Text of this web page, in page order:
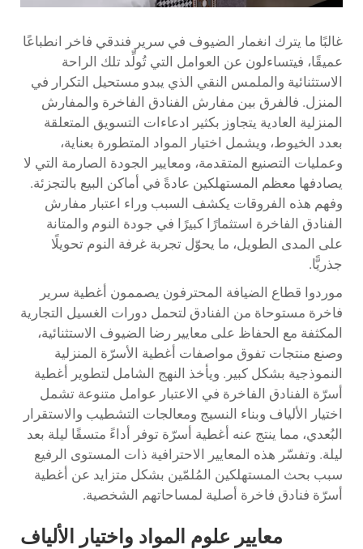
غالبًا ما يترك انغمار الضيوف في سرير فندقي فاخر انطباعًا
عميقًا، فيتساءلون عن العوامل التي تُولِّد تلك الراحة
الاستثنائية والملمس النقي الذي يبدو مستحيل التكرار في
المنزل. فالفرق بين مفارش الفنادق الفاخرة والمفارش
المنزلية العادية يتجاوز بكثير ادعاءات التسويق المتعلقة
بعدد الخيوط، ويشمل اختيار المواد المتطورة بعناية،
وعمليات التصنيع المتقدمة، ومعايير الجودة الصارمة التي لا
يصادفها معظم المستهلكين عادةً في أماكن البيع بالتجزئة.
وفهم هذه الفروقات يكشف السبب وراء اعتبار مفارش
الفنادق الفاخرة استثمارًا كبيرًا في جودة النوم والمتانة
على المدى الطويل، ما يحوّل تجربة غرفة النوم تحويلًا
جذريًّا.
موردوا قطاع الضيافة المحترفون يصممون أغطية سرير
فاخرة مستوحاة من الفنادق لتحمل دورات الغسيل التجارية
المكثفة مع الحفاظ على معايير رضا الضيوف الاستثنائية،
وصنع منتجات تفوق مواصفات أغطية الأسرّة المنزلية
النموذجية بشكل كبير. ويأخذ النهج الشامل لتطوير أغطية
أسرّة الفنادق الفاخرة في الاعتبار عوامل متنوعة تشمل
اختيار الألياف وبناء النسيج ومعالجات التشطيب والاستقرار
البُعدي، مما ينتج عنه أغطية أسرّة توفر أداءً متسقًا ليلة بعد
ليلة. وتفسّر هذه المعايير الاحترافية ذات المستوى الرفيع
سبب بحث المستهلكين المُلمّين بشكل متزايد عن أغطية
أسرّة فنادق فاخرة أصلية لمساحاتهم الشخصية.
معايير علوم المواد واختيار الألياف